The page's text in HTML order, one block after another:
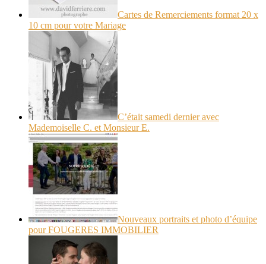
Cartes de Remerciements format 20 x
10 cm pour votre Mariage
C’était samedi dernier avec
Mademoiselle C. et Monsieur E.
Nouveaux portraits et photo d’équipe
pour FOUGERES IMMOBILIER